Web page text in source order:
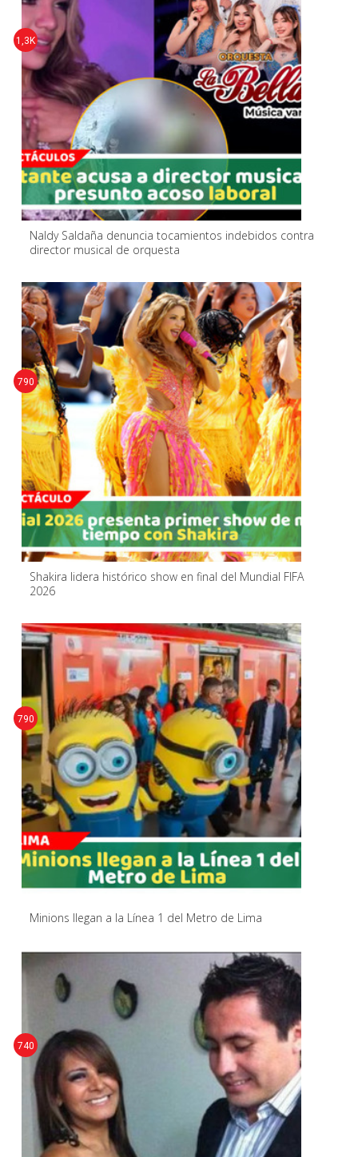
Naldy Saldaña denuncia tocamientos indebidos contra
director musical de orquesta
1,3K
Shakira lidera histórico show en final del Mundial FIFA
2026
790
Minions llegan a la Línea 1 del Metro de Lima
790
740